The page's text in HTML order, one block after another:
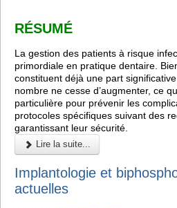
RÉSUMÉ
La gestion des patients à risque
primordiale en pratique dentaire.
constituent déjà une part
nombre ne cesse d’augmenter, ce
particulière pour prévenir les
protocoles spécifiques suivant des
garantissant leur sécurité.
Lire la suite...
Implantologie et
actuelles